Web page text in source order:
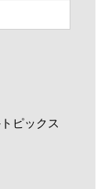
ピックス